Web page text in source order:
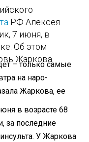
РФ Алексея
7 июня, в
Об этом
Жаркова.
– только самые
на наро-
Жаркова, ее
в возрасте 68
за последние
У Жаркова